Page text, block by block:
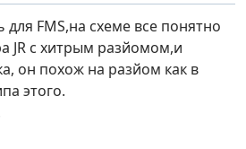
для FMS,на схеме все понятно
JR c хитрым разйомом,и
он похож на разйом как в
этого.